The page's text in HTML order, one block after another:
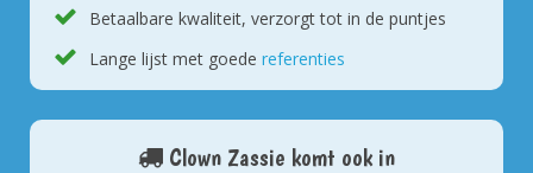
Betaalbare kwaliteit, verzorgt tot in de puntjes
Lange lijst met goede referenties
Clown Zassie komt ook in